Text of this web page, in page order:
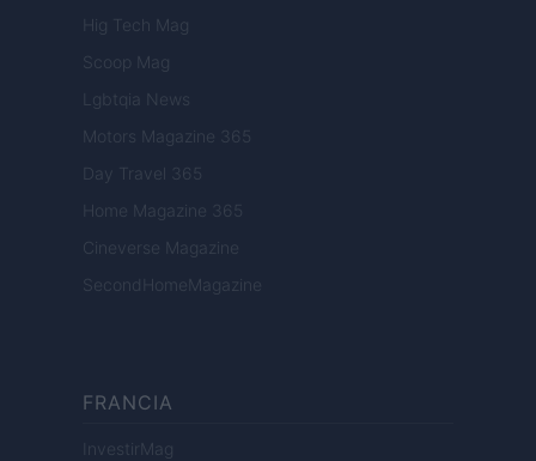
Hig Tech Mag
Scoop Mag
Lgbtqia News
Motors Magazine 365
Day Travel 365
Home Magazine 365
Cineverse Magazine
SecondHomeMagazine
FRANCIA
InvestirMag